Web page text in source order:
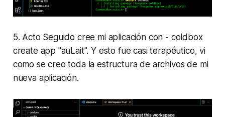
5. Acto Seguido cree mi aplicación con - coldbox
create app "auLait". Y esto fue casi terapéutico, vi
como se creo toda la estructura de archivos de mi
nueva aplicación.